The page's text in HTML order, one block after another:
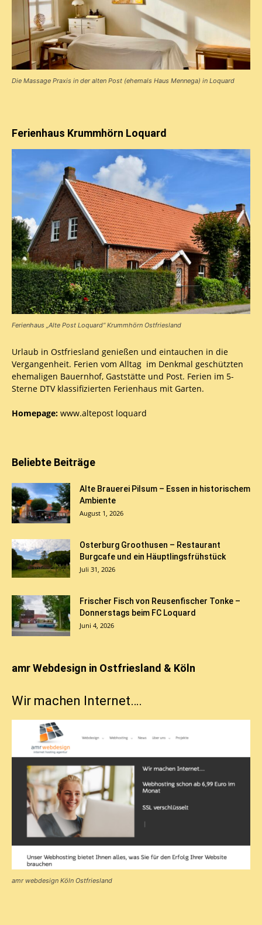
Die Massage Praxis in der alten Post (ehemals Haus Mennega) in Loquard
Ferienhaus Krummhörn Loquard
Ferienhaus „Alte Post Loquard“ Krummhörn Ostfriesland
Urlaub in Ostfriesland genießen und eintauchen in die
Vergangenheit. Ferien vom Alltag im Denkmal geschützten
ehemaligen Bauernhof, Gaststätte und Post. Ferien im 5-
Sterne DTV klassifizierten Ferienhaus mit Garten.
Homepage: www.altepost loquard
Beliebte Beiträge
Alte Brauerei Pilsum – Essen in historischem
Ambiente
August 1, 2026
Osterburg Groothusen – Restaurant
Burgcafe und ein Häuptlingsfrühstück
Juli 31, 2026
Frischer Fisch von Reusenfischer Tonke –
Donnerstags beim FC Loquard
Juni 4, 2026
amr Webdesign in Ostfriesland & Köln
Wir machen Internet….
amr webdesign Köln Ostfriesland